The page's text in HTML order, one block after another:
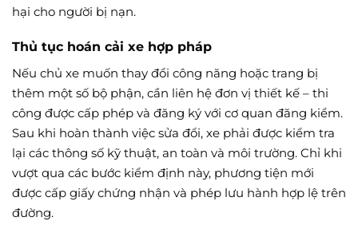
hại cho người bị nạn.
Thủ tục hoán cải xe hợp pháp
Nếu chủ xe muốn thay đổi công năng hoặc trang bị
thêm một số bộ phận, cần liên hệ đơn vị thiết kế – thi
công được cấp phép và đăng ký với cơ quan đăng kiểm.
Sau khi hoàn thành việc sửa đổi, xe phải được kiểm tra
lại các thông số kỹ thuật, an toàn và môi trường. Chỉ khi
vượt qua các bước kiểm định này, phương tiện mới
được cấp giấy chứng nhận và phép lưu hành hợp lệ trên
đường.